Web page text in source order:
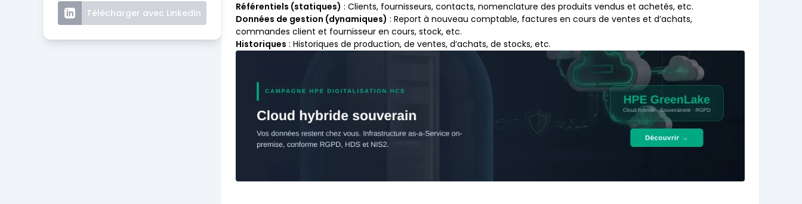
Référentiels (statiques) : Clients, fournisseurs, contacts, nomenclature des produits vendus et achetés, etc.
Données de gestion (dynamiques) : Report à nouveau comptable, factures en cours de ventes et d’achats,
commandes client et fournisseur en cours, stock, etc.
Historiques : Historiques de production, de ventes, d’achats, de stocks, etc.
Télécharger avec LinkedIn